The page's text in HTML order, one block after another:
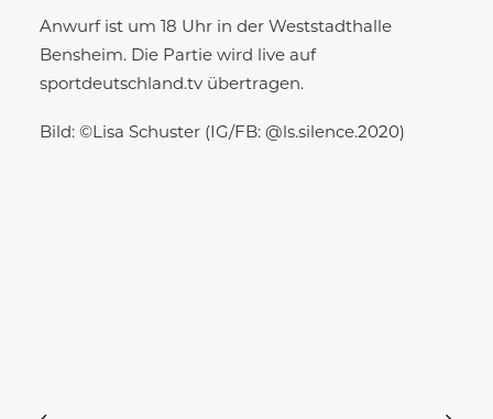
Anwurf ist um 18 Uhr in der Weststadthalle
Bensheim. Die Partie wird live auf
sportdeutschland.tv übertragen.
Bild: ©Lisa Schuster (IG/FB: @ls.silence.2020)